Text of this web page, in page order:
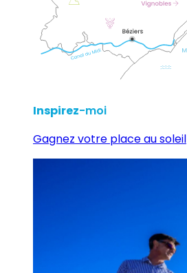
Inspirez-moi
Gagnez votre place au soleil